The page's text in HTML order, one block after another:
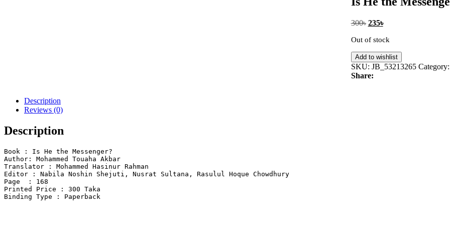
300৳ Original
was:
235৳Current
is:
Out of stock
Add to wishlist
SKU: JB_53213265 Category:
Share:
Description
Reviews (0)
Description
Book : Is He the Messenger?
Author: Mohammed Touaha Akbar
Translator : Mohammed Hasinur Rahman
Editor : Nabila Noshin Shejuti, Nusrat Sultana, Rasulul Hoque Chowdhury
Page  : 168
Printed Price : 300 Taka
Binding Type : Paperback